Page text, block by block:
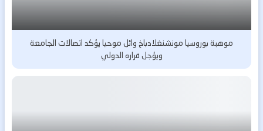
موهبة بوروسيا مونشنغلادباخ وائل موحيا يؤكد اتصالات الجامعة
ويؤجل قراره الدولي